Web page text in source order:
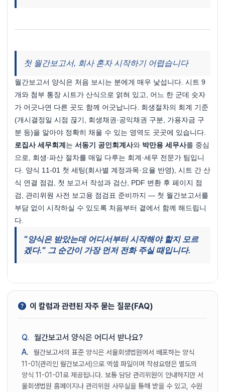
첫 월간보고서, 회사 혼자 시작하기 어렵습니다
월간보고서 양식은 처음 보시는 분에게 매우 낯섭니다. 시트 9
개와 첨부 통장 시트가 산식으로 얽혀 있고, 어느 한 군데 숫자
가 어긋나면 다른 곳도 함께 어긋납니다. 회생절차의 회계 기준
(개시결정일 시점 끊기, 회생채권·공익채권 구분, 가용자금 구
분 등)을 알아야 정확히 채울 수 있는 영역도 곳곳에 있습니다.
로집사 세무회계 는 서동기 공인회계사와 박만용 세무사를 중심
으로, 회생·파산 절차를 매일 다루는 회계·세무 전문가 팀입니
다. 양식 11-01 첫 세팅(회사별 계정과목·요율 반영), 시트 간 산
식 연결 점검, 첫 보고서 작성과 검산, PDF 변환 후 페이지 점
검, 관리위원 사전 보고용 점검표 준비까지 — 첫 월간보고서를
부담 없이 시작하실 수 있도록 처음부터 곁에서 함께 해드립니
다.
"양식은 받았는데 어디서부터 시작해야 할지 모르
겠다." 그 순간이 가장 먼저 전화 주실 때입니다.
이 칼럼과 관련된 자주 묻는 질문(FAQ)
Q. 월간보고서 양식은 어디서 받나요?
A.
월간보고서의 표준 양식은 서울회생법원에서 배포하는 양식
11-01(관리인 월간보고서)으로 엑셀 파일이며 작성요령은 별도의
양식 11-01-01로 제공됩니다. 보통 담당 관리위원이 안내하지만 서
울회생법원 홈페이지나 관리위원 사무실을 통해 받을 수 있고, 수원